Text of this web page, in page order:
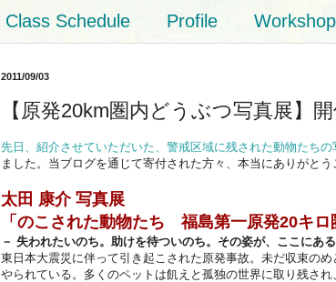
Class Schedule Profile
2011/09/03
【原発20km圏内どうぶつ写真展】
先日、紹介させていただいた、警戒区域に残された動物たちの
ました。当ブログを通じて寄付された方々、本当にありがとう
太田 康介 写真展
「のこされた動物たち 福島第一原発20キロ
－ 失われたいのち。助けを待ついのち。その姿が、ここにあ
東日本大震災に伴って引き起こされた原発事故。未だ収束の
やられている。多くのペットは飢えと孤独の世界に取り残さ